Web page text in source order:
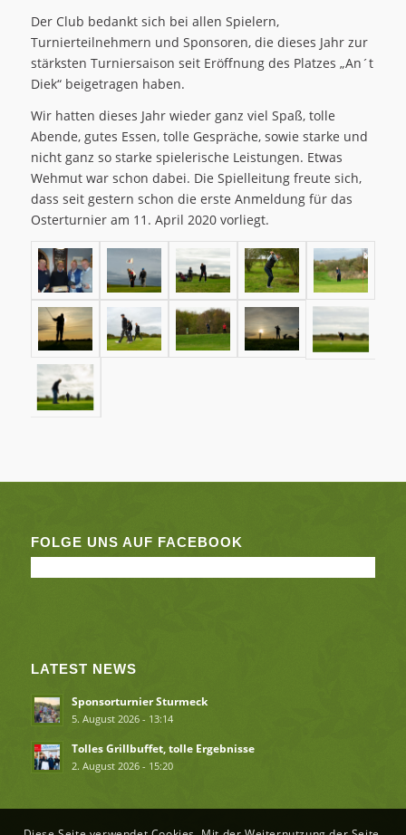
Der Club bedankt sich bei allen Spielern,
Turnierteilnehmern und Sponsoren, die dieses Jahr zur
stärksten Turniersaison seit Eröffnung des Platzes „An´t
Diek“ beigetragen haben.
Wir hatten dieses Jahr wieder ganz viel Spaß, tolle
Abende, gutes Essen, tolle Gespräche, sowie starke und
nicht ganz so starke spielerische Leistungen. Etwas
Wehmut war schon dabei. Die Spielleitung freute sich,
dass seit gestern schon die erste Anmeldung für das
Osterturnier am 11. April 2020 vorliegt.
FOLGE UNS AUF FACEBOOK
LATEST NEWS
Sponsorturnier Sturmeck
5. August 2026 - 13:14
Tolles Grillbuffet, tolle Ergebnisse
2. August 2026 - 15:20